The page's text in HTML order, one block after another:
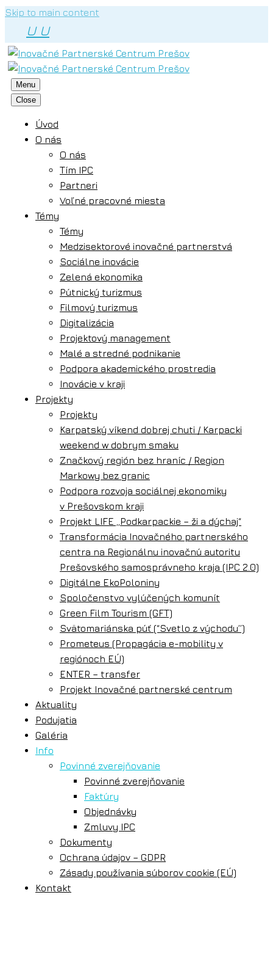
Skip to main content
U U
Menu
Close
Úvod
O nás
O nás
Tím IPC
Partneri
Voľné pracovné miesta
Témy
Témy
Medzisektorové inovačné partnerstvá
Sociálne inovácie
Zelená ekonomika
Pútnický turizmus
Filmový turizmus
Digitalizácia
Projektový management
Malé a stredné podnikanie
Podpora akademického prostredia
Inovácie v kraji
Projekty
Projekty
Karpatský víkend dobrej chuti / Karpacki
weekend w dobrym smaku
Značkový región bez hraníc / Region
Markowy bez granic
Podpora rozvoja sociálnej ekonomiky
v Prešovskom kraji
Projekt LIFE „Podkarpackie – ži a dýchaj“
Transformácia Inovačného partnerského
centra na Regionálnu inovačnú autoritu
Prešovského samosprávneho kraja (IPC 2.0)
Digitálne EkoPoloniny
Spoločenstvo vylúčených komunít
Green Film Tourism (GFT)
Svätomariánska púť (“Svetlo z východu”)
Prometeus (Propagácia e-mobility v
regiónoch EÚ)
ENTER – transfer
Projekt Inovačné partnerské centrum
Aktuality
Podujatia
Galéria
Info
Povinné zverejňovanie
Povinné zverejňovanie
Faktúry
Objednávky
Zmluvy IPC
Dokumenty
Ochrana údajov – GDPR
Zásady používania súborov cookie (EÚ)
Kontakt